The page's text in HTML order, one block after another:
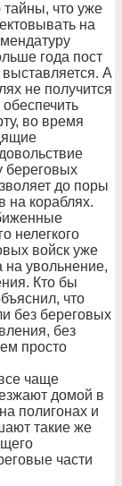
что уже
на
года пост
А
не получится
во время
береговых
до поры
на кораблях.
нелегкого
войск уже
на увольнение,
Кто бы
что
без береговых
без
просто
чаще
домой в
полигонах и
такие же
части